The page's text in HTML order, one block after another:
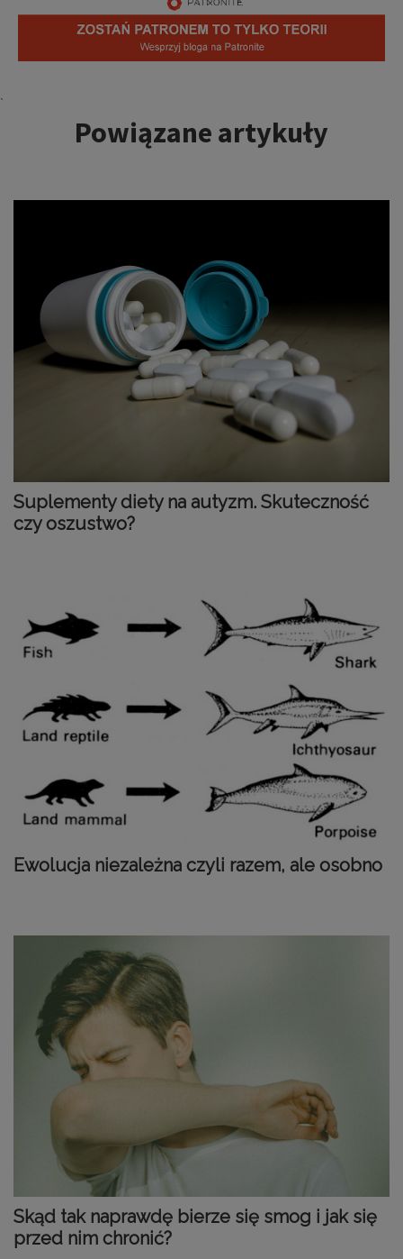
`
Powiązane artykuły
Suplementy diety na autyzm. Skuteczność
czy oszustwo?
Ewolucja niezależna czyli razem, ale osobno
Skąd tak naprawdę bierze się smog i jak się
przed nim chronić?